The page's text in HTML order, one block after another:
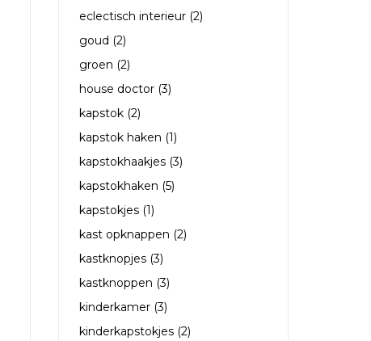
eclectisch interieur (2)
goud (2)
groen (2)
house doctor (3)
kapstok (2)
kapstok haken (1)
kapstokhaakjes (3)
kapstokhaken (5)
kapstokjes (1)
kast opknappen (2)
kastknopjes (3)
kastknoppen (3)
kinderkamer (3)
kinderkapstokjes (2)